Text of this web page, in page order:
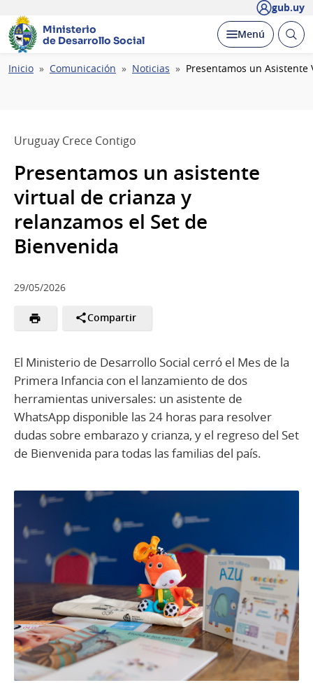
gub.uy
Ministerio
de Desarrollo Social
Desplegar
Menú Abrir
Ruta
Inicio Comunicación Noticias Presentamos un Asistente
Uruguay Crece Contigo
Presentamos un asistente
virtual de crianza y
relanzamos el Set de
Bienvenida
29/05/2026
Compartir
El Ministerio de Desarrollo Social cerró el Mes de la
Primera Infancia con el lanzamiento de dos
herramientas universales: un asistente de
WhatsApp disponible las 24 horas para resolver
dudas sobre embarazo y crianza, y el regreso del Set
de Bienvenida para todas las familias del país.